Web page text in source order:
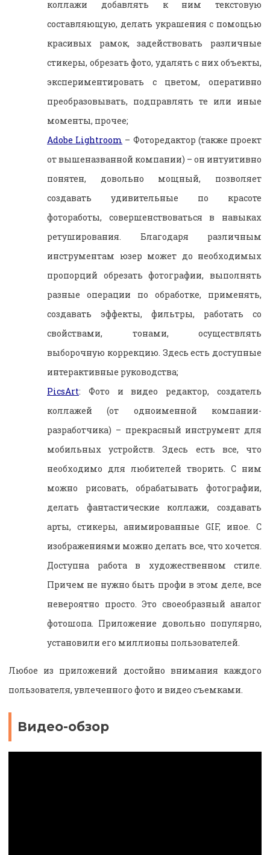
коллажи добавлять к ним текстовую
составляющую, делать украшения с помощью
красивых рамок, задействовать различные
стикеры, обрезать фото, удалять с них объекты,
экспериментировать с цветом, оперативно
преобразовывать, подправлять те или иные
моменты, прочее;
Adobe Lightroom – Фоторедактор (также проект
от вышеназванной компании) – он интуитивно
понятен, довольно мощный, позволяет
создавать удивительные по красоте
фотоработы, совершенствоваться в навыках
ретуширования. Благодаря различным
инструментам юзер может до необходимых
пропорций обрезать фотографии, выполнять
разные операции по обработке, применять,
создавать эффекты, фильтры, работать со
свойствами, тонами, осуществлять
выборочную коррекцию. Здесь есть доступные
интерактивные руководства;
PicsArt: Фото и видео редактор, создатель
коллажей (от одноименной компании-
разработчика) – прекрасный инструмент для
мобильных устройств. Здесь есть все, что
необходимо для любителей творить. С ним
можно рисовать, обрабатывать фотографии,
делать фантастические коллажи, создавать
арты, стикеры, анимированные GIF, иное. С
изображениями можно делать все, что хочется.
Доступна работа в художественном стиле.
Причем не нужно быть профи в этом деле, все
невероятно просто. Это своеобразный аналог
фотошопа. Приложение довольно популярно,
установили его миллионы пользователей.
Любое из приложений достойно внимания каждого
пользователя, увлеченного фото и видео съемками.
Видео-обзор